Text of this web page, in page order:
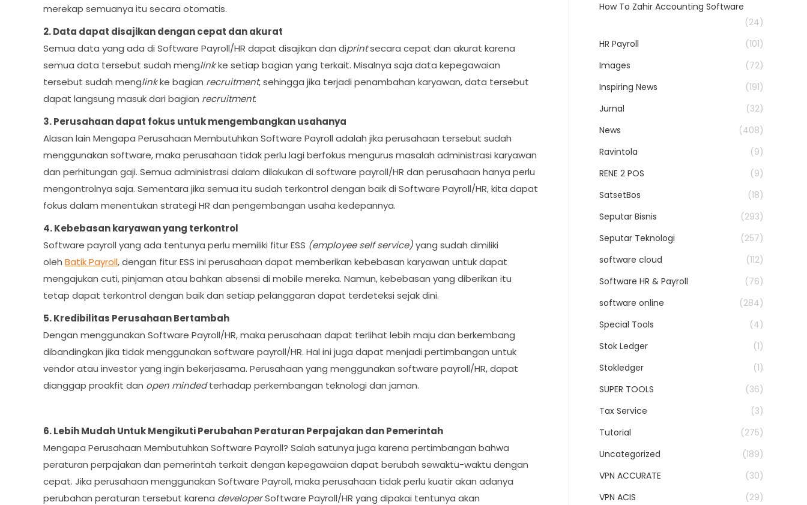
merekap semuanya itu secara otomatis.
2. Data dapat disajikan dengan cepat dan akurat
Semua data yang ada di Software Payroll/HR dapat disajikan dan diprintsecara cepat dan akurat karena
semua data tersebut sudah menglinkke setiap bagian yang terkait. Misalnya saja data kepegawaian
tersebut sudah menglinkke bagian recruitment, sehingga jika terjadi penambahan karyawan, data tersebut
dapat langsung masuk dari bagian recruitment.
3. Perusahaan dapat fokus untuk mengembangkan usahanya
Alasan lain Mengapa Perusahaan Membutuhkan Software Payroll adalah jika perusahaan tersebut sudah
menggunakan software, maka perusahaan tidak perlu lagi berfokus mengurus masalah administrasi karyawan
dan perhitungan gaji. Semua administrasi dalam dilakukan di software payroll/HR dan perusahaan hanya perlu
mengontrolnya saja. Sementara jika semua itu sudah terkontrol dengan baik di Software Payroll/HR, kita dapat
fokus dalam menentukan strategi HR dan pengembangan usaha kedepannya.
4. Kebebasan karyawan yang terkontrol
Software payroll yang ada tentunya perlu memiliki fitur ESS (employee self service)yang sudah dimiliki
oleh Batik Payroll, dengan fitur ESS ini perusahaan dapat memberikan kebebasan karyawan untuk dapat
mengajukan cuti, pinjaman atau bahkan absensi di mobile mereka. Namun, kebebasan yang diberikan itu
tetap dapat terkontrol dengan baik dan setiap pelanggaran dapat terdeteksi sejak dini.
5. Kredibilitas Perusahaan Bertambah
Dengan menggunakan Software Payroll/HR, maka perusahaan dapat terlihat lebih maju dan berkembang
dibandingkan jika tidak menggunakan software payroll/HR. Hal ini juga dapat menjadi pertimbangan untuk
vendor atau investor yang ingin bekerjasama. Perusahaan yang menggunakan software payroll/HR, dapat
dianggap proakfit dan open mindedterhadap perkembangan teknologi dan jaman.
6. Lebih Mudah Untuk Mengikuti Perubahan Peraturan Perpajakan dan Pemerintah
Mengapa Perusahaan Membutuhkan Software Payroll? Salah satunya juga karena pertimbangan bahwa
peraturan perpajakan dan pemerintah terkait dengan kepegawaian dapat berubah sewaktu-waktu dengan
cepat. Jika perusahaan menggunakan Software Payroll, maka perusahaan tidak perlu kuatir akan adanya
perubahan peraturan tersebut karena developerSoftware Payroll/HR yang dipakai tentunya akan
How To Zahir Accounting Software
(24)
HR Payroll
(101)
Images
(72)
Inspiring News
(191)
Jurnal
(32)
News
(408)
Ravintola
(9)
RENE 2 POS
(9)
SatsetBos
(18)
Seputar Bisnis
(293)
Seputar Teknologi
(257)
software cloud
(112)
Software HR & Payroll
(76)
software online
(284)
Special Tools
(4)
Stok Ledger
(1)
Stokledger
(1)
SUPER TOOLS
(36)
Tax Service
(3)
Tutorial
(275)
Uncategorized
(189)
VPN ACCURATE
(30)
VPN ACIS
(29)